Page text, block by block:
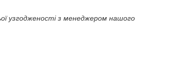
узгодженості з менеджером нашого